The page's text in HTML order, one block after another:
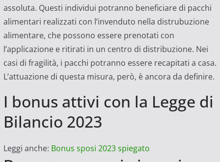
assoluta. Questi individui potranno beneficiare di pacchi
alimentari realizzati con l’invenduto nella distrubuzione
alimentare, che possono essere prenotati con
l’applicazione e ritirati in un centro di distribuzione. Nei
casi di fragilità, i pacchi potranno essere recapitati a casa.
L’attuazione di questa misura, però, è ancora da definire.
I bonus attivi con la Legge di
Bilancio 2023
Leggi anche: Bonus sposi 2023 spiegato